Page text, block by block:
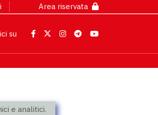
e analitici.
Area riservata
su